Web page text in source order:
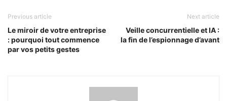
Previous article
Le miroir de votre entreprise
: pourquoi tout commence
par vos petits gestes
Next article
Veille concurrentielle et IA :
la fin de l’espionnage d’avant